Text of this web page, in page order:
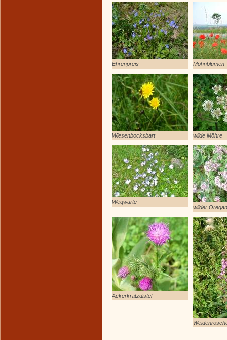
Ehrenpreis Mohnblumen
Wiesenbocksbart wilde Möhre
Wegwarte
wilder
Ackerkratzdistel